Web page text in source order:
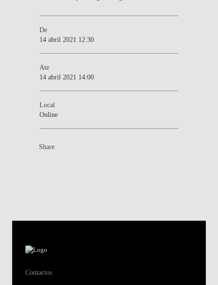
De
14 abril 2021 12:30
Ate
14 abril 2021 14:00
Local
Online
Share
Contactos